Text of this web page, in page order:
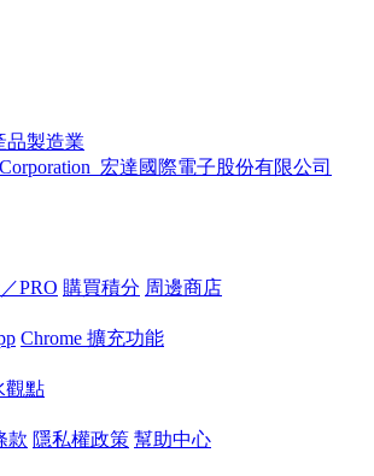
品製造業
宏達國際電子股份有限公司
PRO 購買積分 周邊商店
Chrome 擴充功能
觀點
款 隱私權政策 幫助中心